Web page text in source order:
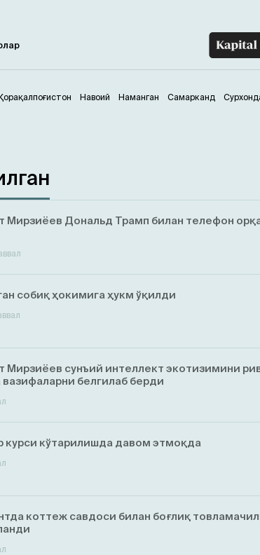
Навоий Наманган Самарканд
Мирзиёев Дональд Трамп билан телефон
собиқ ҳокимига ҳукм ўқилди
Мирзиёев сунъий интеллект экотизимини
вазифаларни белгилаб берди
курси кўтарилишда давом этмоқда
коттеж савдоси билан боғлиқ